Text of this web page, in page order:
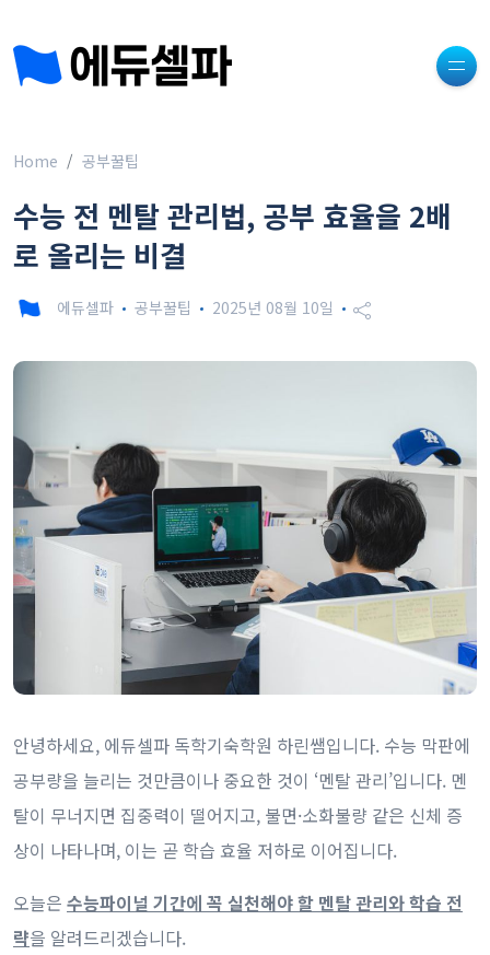
Home 공부꿀팁
수능 전 멘탈 관리법, 공부 효율을 2배
로 올리는 비결
에듀셀파 공부꿀팁 2025년 08월 10일
안녕하세요, 에듀셀파 독학기숙학원 하린쌤입니다. 수능 막판에
공부량을 늘리는 것만큼이나 중요한 것이 ‘멘탈 관리’입니다. 멘
탈이 무너지면 집중력이 떨어지고, 불면·소화불량 같은 신체 증
상이 나타나며, 이는 곧 학습 효율 저하로 이어집니다.
오늘은 수능파이널 기간에 꼭 실천해야 할 멘탈 관리와 학습 전
략을 알려드리겠습니다.